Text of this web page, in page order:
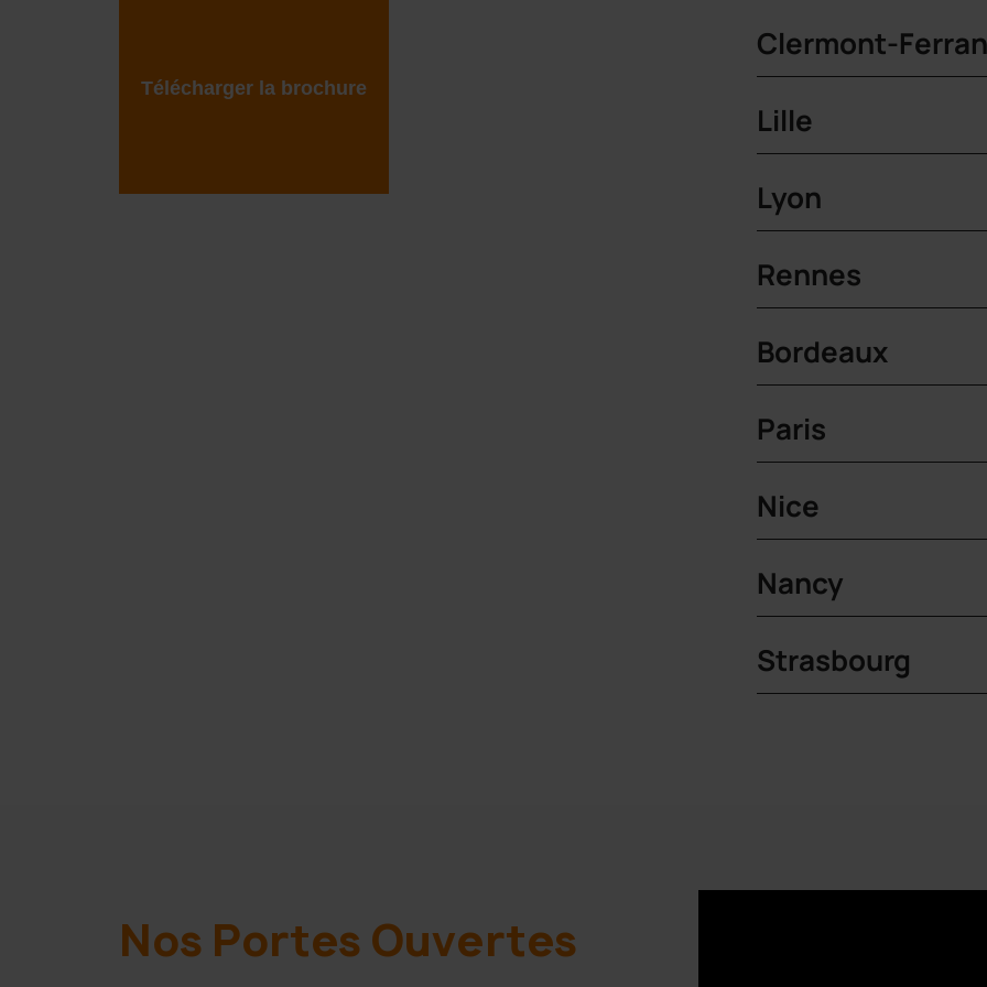
Télécharger la brochure
Clermont-
Lille
Lyon
Rennes
Bordeaux
Paris
Nice
Nancy
Strasbourg
Nos Portes Ouvertes